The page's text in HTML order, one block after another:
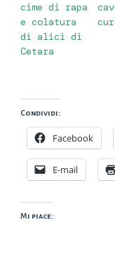
cime di rapa
e colatura
di alici di
Cetara
Condividi:
Facebook
E-mail
Mi piace: